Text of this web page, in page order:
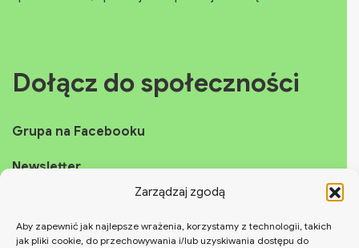
Zarządzaj zgodą
Aby zapewnić jak najlepsze wrażenia, korzystamy z technologii, takich
jak pliki cookie, do przechowywania i/lub uzyskiwania dostępu do
Dołącz do społeczności
Grupa na Facebooku
Newsletter
Instagram